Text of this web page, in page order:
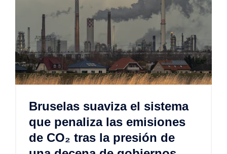
Bruselas suaviza el sistema
que penaliza las emisiones
de CO₂ tras la presión de